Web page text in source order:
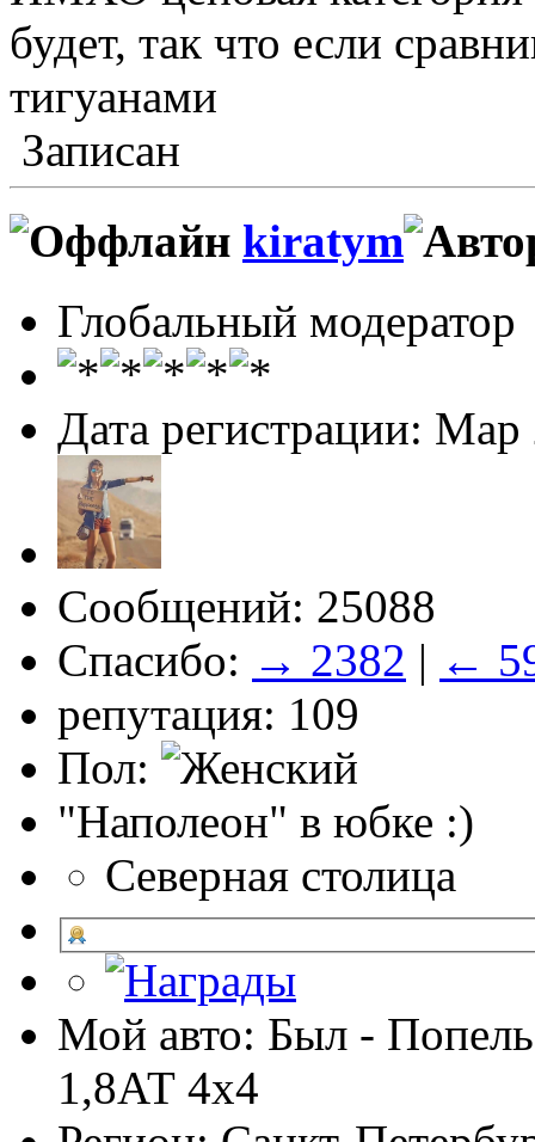
будет, так что если
тигуанами
Записан
kiratym
Глобальный модератор
Дата регистрации: Мар
Сообщений: 25088
Спасибо: → 2382 | ←
репутация: 109
Пол:
"Наполеон" в юбке :)
Северная столица
Мой авто: Был -
1,8АТ 4х4